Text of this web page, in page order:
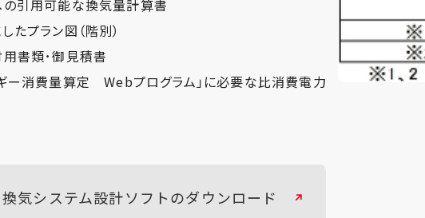
引用可能な換気量計算書
たプラン図（階別）
書類･御見積書
ー消費量算定 Webプログラム」に必要な比消費電力
気システム設計ソフトのダウンロード